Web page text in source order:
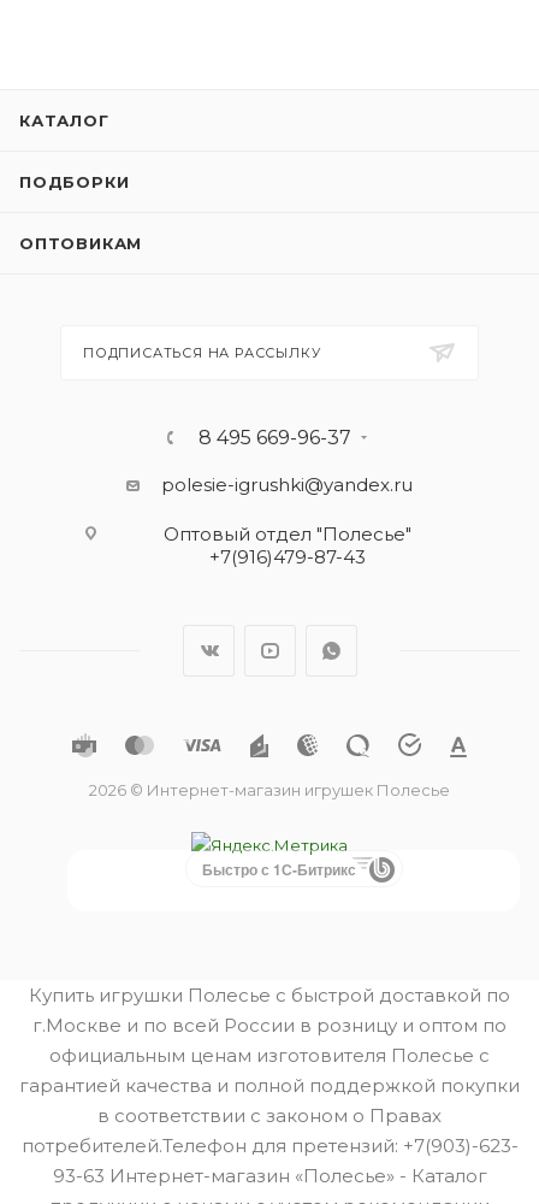
КАТАЛОГ
ПОДБОРКИ
ОПТОВИКАМ
ПОДПИСАТЬСЯ НА РАССЫЛКУ
8 495 669-96-37
polesie-igrushki@yandex.ru
Оптовый отдел "Полесье"
+7(916)479-87-43
2026 © Интернет-магазин игрушек Полесье
Быстро с 1С-Битрикс
Купить игрушки Полесье с быстрой доставкой по
г.Москве и по всей России в розницу и оптом по
официальным ценам изготовителя Полесье с
гарантией качества и полной поддержкой покупки
в соответствии с законом о Правах
потребителей.Телефон для претензий: +7(903)-623-
93-63 Интернет-магазин «Полесье» - Каталог